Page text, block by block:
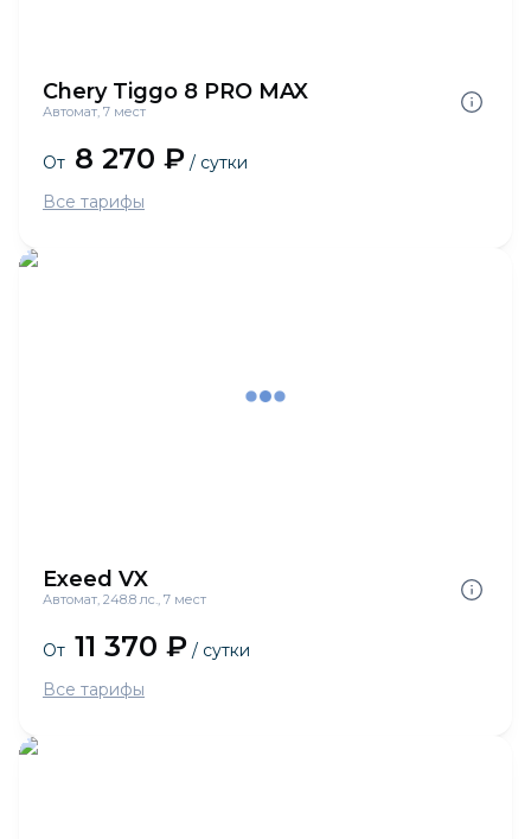
Chery Tiggo 8 PRO MAX
Автомат, 7 мест
От 8 270 ₽ / сутки
Все тарифы
Exeed VX
Автомат, 248.8 лс., 7 мест
От 11 370 ₽ / сутки
Все тарифы